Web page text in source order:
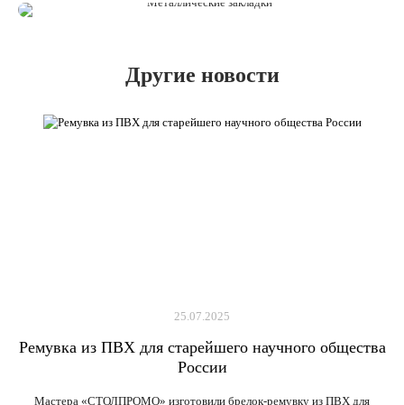
Другие новости
25.07.2025
Ремувка из ПВХ для старейшего научного общества
России
Мастера «СТОЛПРОМО» изготовили брелок-ремувку из ПВХ для